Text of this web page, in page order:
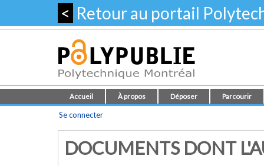
< Retour au portail
Accueil À propos Déposer Parcourir
Se connecter
DOCUMENTS DONT